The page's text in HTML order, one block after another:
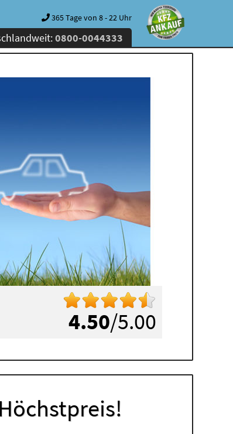
365 Tage von 8 - 22 Uhr
0800-0044333
4.50/5.00